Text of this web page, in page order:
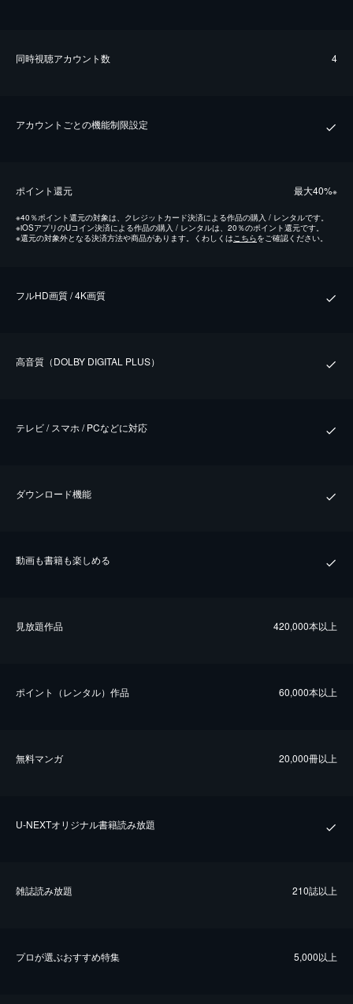
同時視聴アカウント数 4
アカウントごとの機能制限設定
ポイント還元 最⼤40%※
※40％ポイント還元の対象は、クレジットカード決済による作品の購入 / レンタルです。
※iOSアプリのUコイン決済による作品の購入 / レンタルは、20％のポイント還元です。
※還元の対象外となる決済方法や商品があります。くわしくはこちらをご確認ください。
フルHD画質 / 4K画質
⾼⾳質（DOLBY DIGITAL PLUS）
テレビ / スマホ / PCなどに対応
ダウンロード機能
動画も書籍も楽しめる
⾒放題作品 420,000本以上
ポイント（レンタル）作品 60,000本以上
無料マンガ 20,000冊以上
U-NEXTオリジナル書籍読み放題
雑誌読み放題 210誌以上
プロが選ぶおすすめ特集 5,000以上